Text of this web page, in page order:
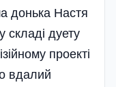
донька Настя
складі дуету
проекті
вдалий